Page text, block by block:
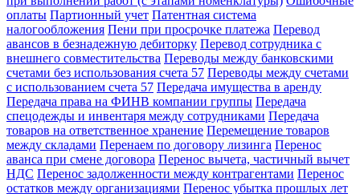
оплаты Партионный учет Патентная система
налогообложения Пени при просрочке платежа Перевод
авансов в безнадежную дебиторку Перевод сотрудника с
внешнего совместительства Переводы между банковскими
счетами без использования счета 57 Переводы между счетами
с использованием счета 57 Передача имущества в аренду
Передача права на ФИНВ компании группы Передача
спецодежды и инвентаря между сотрудниками Передача
товаров на ответственное хранение Перемещение товаров
между складами Перенаем по договору лизинга Перенос
аванса при смене договора Перенос вычета, частичный вычет
НДС Перенос задолженности между контрагентами Перенос
остатков между организациями Перенос убытка прошлых лет